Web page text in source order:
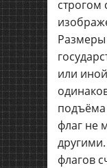
строгом
или
флаг не
флагов